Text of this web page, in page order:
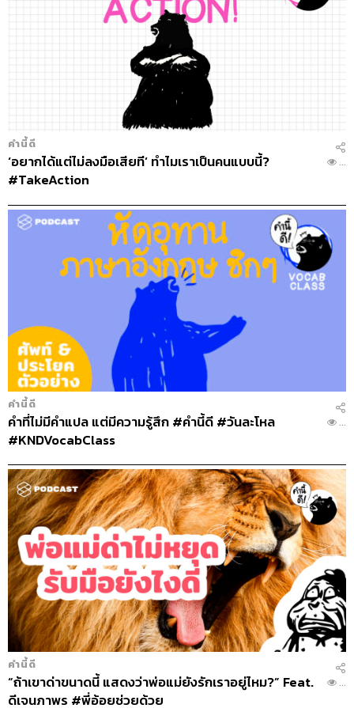
คำนี้ดี
‘อยากได้แต่ไม่ลงมือเสียที’ ทำไมเราเป็นคนแบบนี้?
#TakeAction
...
คำนี้ดี
คำที่ไม่มีคำแปล แต่มีความรู้สึก #คำนี้ดี #วันละโหล
#KNDVocabClass
...
คำนี้ดี
“ถ้าเขาด่าขนาดนี้ แสดงว่าพ่อแม่ยังรักเราอยู่ไหม?” Feat.
ดีเจนภาพร #พี่อ้อยช่วยด้วย
...